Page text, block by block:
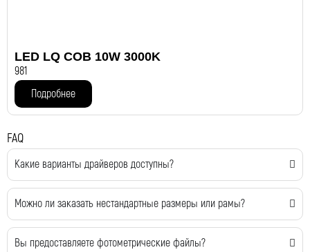
LED LQ COB 10W 3000K
981
Подробнее
FAQ
Какие варианты драйверов доступны?
Можно ли заказать нестандартные размеры или рамы?
Вы предоставляете фотометрические файлы?